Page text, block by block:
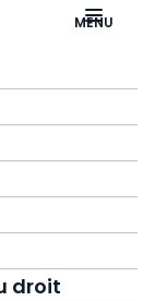
MENU
droit